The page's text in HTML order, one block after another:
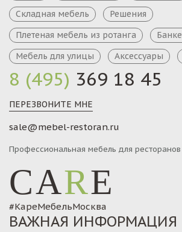
8 (495) 369 18 45
ПЕРЕЗВОНИТЕ МНЕ
sale@mebel-restoran.ru
Профессиональная мебель для ресторанов
CARE
#КареМебельМосква
Складная мебель
Решения
Плетеная мебель из ротанга
Мебель для улицы
Аксессуары
ВАЖНАЯ ИНФОРМАЦИЯ